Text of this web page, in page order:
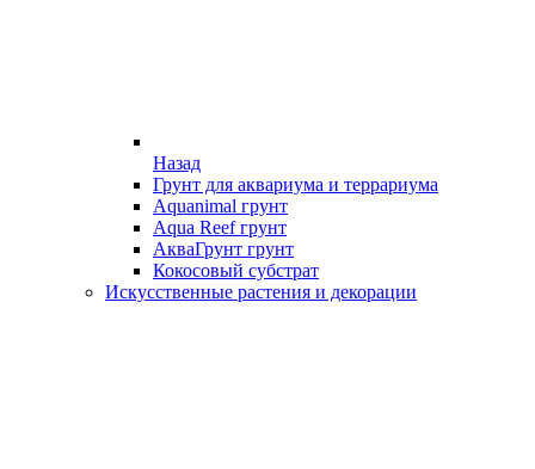
Назад
Грунт для аквариума и террариума
Aquanimal грунт
Aqua Reef грунт
АкваГрунт грунт
Кокосовый субстрат
Искусственные растения и декорации